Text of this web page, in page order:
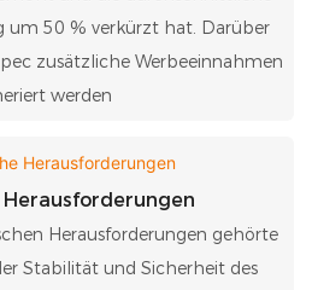
um 50 % verkürzt hat. Darüber
zusätzliche Werbeeinnahmen
werden
Herausforderungen
Herausforderungen gehörte
Stabilität und Sicherheit des